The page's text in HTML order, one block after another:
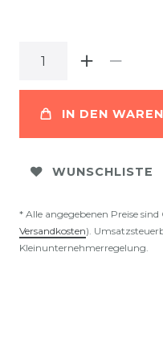
IN DEN
WUNSCHLISTE
* Alle angegebenen Preise
Versandkosten).
Kleinunternehmerregelung.